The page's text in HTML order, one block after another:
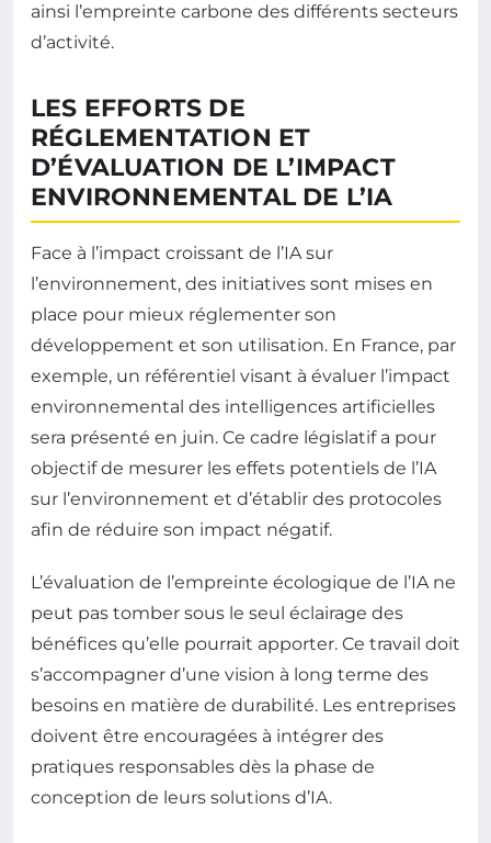
ainsi l’empreinte carbone des différents secteurs
d’activité.
LES EFFORTS DE
RÉGLEMENTATION ET
D’ÉVALUATION DE L’IMPACT
ENVIRONNEMENTAL DE L’IA
Face à l’impact croissant de l’IA sur
l’environnement, des initiatives sont mises en
place pour mieux réglementer son
développement et son utilisation. En France, par
exemple, un référentiel visant à évaluer l’impact
environnemental des intelligences artificielles
sera présenté en juin. Ce cadre législatif a pour
objectif de mesurer les effets potentiels de l’IA
sur l’environnement et d’établir des protocoles
afin de réduire son impact négatif.
L’évaluation de l’empreinte écologique de l’IA ne
peut pas tomber sous le seul éclairage des
bénéfices qu’elle pourrait apporter. Ce travail doit
s’accompagner d’une vision à long terme des
besoins en matière de durabilité. Les entreprises
doivent être encouragées à intégrer des
pratiques responsables dès la phase de
conception de leurs solutions d’IA.